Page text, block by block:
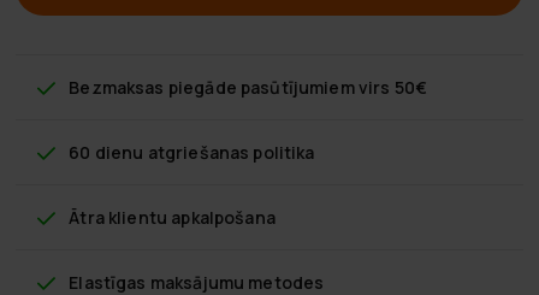
Bezmaksas piegāde pasūtījumiem virs 50€
60 dienu atgriešanas politika
Ātra klientu apkalpošana
Elastīgas maksājumu metodes